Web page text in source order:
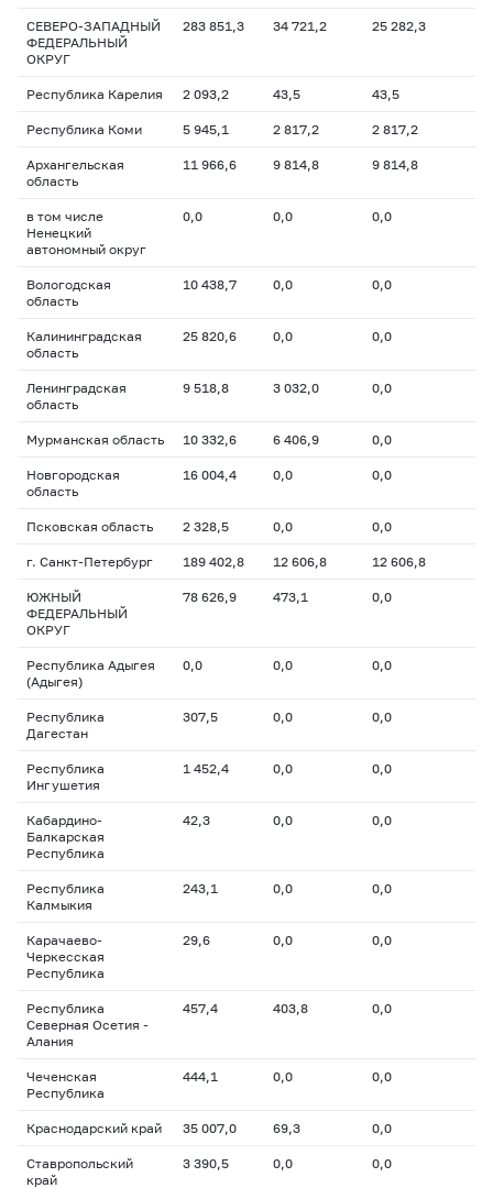
СЕВЕРО-ЗАПАДНЫЙ
ФЕДЕРАЛЬНЫЙ
ОКРУГ
283 851,3 34 721,2 25 282,3
Республика Карелия 2 093,2 43,5 43,5
Республика Коми 5 945,1 2 817,2 2 817,2
Архангельская
область
11 966,6 9 814,8 9 814,8
в том числе
Ненецкий
автономный округ
0,0 0,0 0,0
Вологодская
область
10 438,7 0,0 0,0
Калининградская
область
25 820,6 0,0 0,0
Ленинградская
область
9 518,8 3 032,0 0,0
Мурманская область 10 332,6 6 406,9 0,0
Новгородская
область
16 004,4 0,0 0,0
Псковская область 2 328,5 0,0 0,0
г. Санкт-Петербург 189 402,8 12 606,8 12 606,8
ЮЖНЫЙ
ФЕДЕРАЛЬНЫЙ
ОКРУГ
78 626,9 473,1 0,0
Республика Адыгея
(Адыгея)
0,0 0,0 0,0
Республика
Дагестан
307,5 0,0 0,0
Республика
Ингушетия
1 452,4 0,0 0,0
Кабардино-
Балкарская
Республика
42,3 0,0 0,0
Республика
Калмыкия
243,1 0,0 0,0
Карачаево-
Черкесская
Республика
29,6 0,0 0,0
Республика
Северная Осетия -
Алания
457,4 403,8 0,0
Чеченская
Республика
444,1 0,0 0,0
Краснодарский край 35 007,0 69,3 0,0
Ставропольский
край
3 390,5 0,0 0,0